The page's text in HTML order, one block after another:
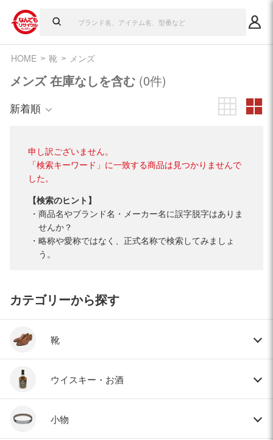
HOME 靴 メンズ
メンズ 在庫なしを含む (0件)
新着順
申し訳ございません。
「検索キーワード」に一致する商品は見つかりませんで
した。
【検索のヒント】
商品名やブランド名・メーカー名に誤字脱字はありま
せんか？
略称や愛称ではなく、正式名称で検索してみましょ
う。
カテゴリーから探す
靴
ウイスキー・お酒
小物